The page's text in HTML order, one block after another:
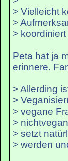
> Vielleicht
>
>
Peta hat ja
erinnere.
> Allerding
>
> vegane
>
> setzt
> werden